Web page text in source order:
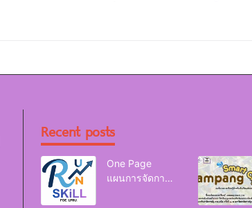
Recent posts
One Page
แผนการจัดการ